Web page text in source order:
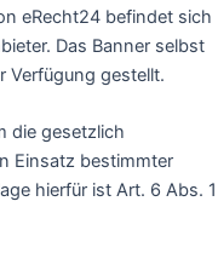
eRecht24 befindet sich
Das Banner selbst
Verfügung gestellt.
die gesetzlich
Einsatz bestimmter
hierfür ist Art. 6 Abs. 1